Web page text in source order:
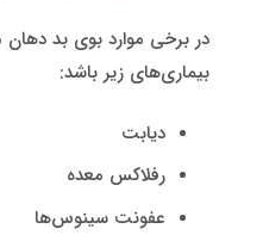
در برخی موارد بوی بد
بیماری‌های زیر باشد:
دیابت
رفلاکس معده
عفونت سینوس‌ها